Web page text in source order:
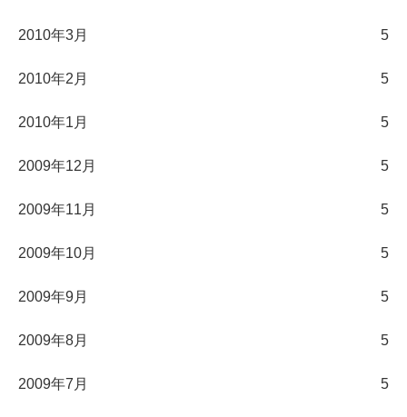
2010年3月 5
2010年2月 5
2010年1月 5
2009年12月 5
2009年11月 5
2009年10月 5
2009年9月 5
2009年8月 5
2009年7月 5